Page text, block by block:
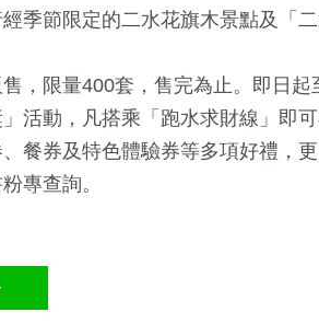
季節限定的二水花旗木景點及「
，限量400套，售完為止。即日起
活動，凡搭乘「跑水求財線」即
餐券及特色體驗券等多項好禮，
專查詢。